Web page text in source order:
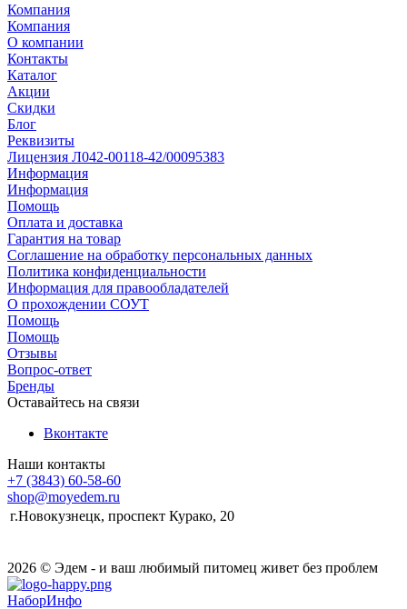
Компания
Компания
О компании
Контакты
Каталог
Акции
Скидки
Блог
Реквизиты
Лицензия Л042-00118-42/00095383
Информация
Информация
Помощь
Оплата и доставка
Гарантия на товар
Соглашение на обработку персональных данных
Политика конфиденциальности
Информация для правообладателей
О прохождении СОУТ
Помощь
Помощь
Отзывы
Вопрос-ответ
Бренды
Оставайтесь на связи
Вконтакте
Наши контакты
+7 (3843) 60-58-60
shop@moyedem.ru
г.Новокузнецк, проспект Курако, 20
2026 © Эдем - и ваш любимый питомец живет без проблем
НаборИнфо